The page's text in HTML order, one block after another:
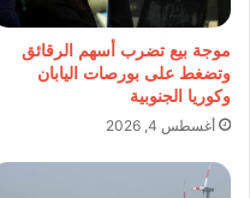
موجة بيع تضرب أسهم الرقائق
وتضغط على بورصات اليابان
وكوريا الجنوبية
أغسطس 4, 2026